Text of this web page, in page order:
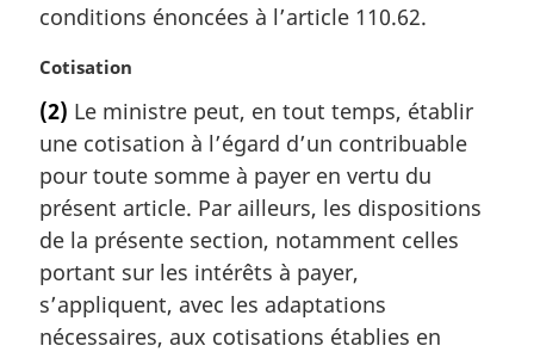
conditions énoncées à l’article 110.62.
N
t
e
m
a
r
g
i
n
a
Cotisation
(2) Le ministre peut, en tout temps, établir
une cotisation à l’égard d’un contribuable
pour toute somme à payer en vertu du
présent article. Par ailleurs, les dispositions
de la présente section, notamment celles
portant sur les intérêts à payer,
s’appliquent, avec les adaptations
nécessaires, aux cotisations établies en